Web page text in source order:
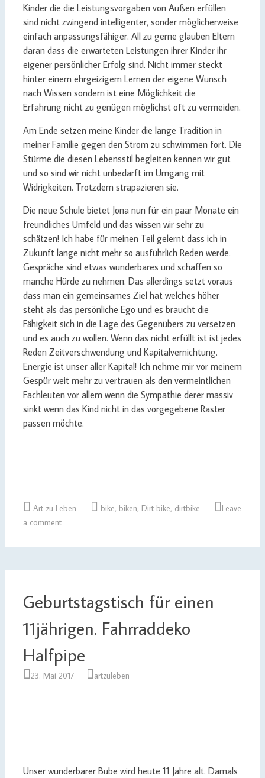
Kinder die die Leistungsvorgaben von Außen erfüllen
sind nicht zwingend intelligenter, sonder möglicherweise
einfach anpassungsfähiger. All zu gerne glauben Eltern
daran dass die erwarteten Leistungen ihrer Kinder ihr
eigener persönlicher Erfolg sind. Nicht immer steckt
hinter einem ehrgeizigem Lernen der eigene Wunsch
nach Wissen sondern ist eine Möglichkeit die
Erfahrung nicht zu genügen möglichst oft zu vermeiden.
Am Ende setzen meine Kinder die lange Tradition in
meiner Familie gegen den Strom zu schwimmen fort. Die
Stürme die diesen Lebensstil begleiten kennen wir gut
und so sind wir nicht unbedarft im Umgang mit
Widrigkeiten. Trotzdem strapazieren sie.
Die neue Schule bietet Jona nun für ein paar Monate ein
freundliches Umfeld und das wissen wir sehr zu
schätzen! Ich habe für meinen Teil gelernt dass ich in
Zukunft lange nicht mehr so ausführlich Reden werde.
Gespräche sind etwas wunderbares und schaffen so
manche Hürde zu nehmen. Das allerdings setzt voraus
dass man ein gemeinsames Ziel hat welches höher
steht als das persönliche Ego und es braucht die
Fähigkeit sich in die Lage des Gegenübers zu versetzen
und es auch zu wollen. Wenn das nicht erfüllt ist ist jedes
Reden Zeitverschwendung und Kapitalvernichtung.
Energie ist unser aller Kapital! Ich nehme mir vor meinem
Gespür weit mehr zu vertrauen als den vermeintlichen
Fachleuten vor allem wenn die Sympathie derer massiv
sinkt wenn das Kind nicht in das vorgegebene Raster
passen möchte.
Art zu Leben bike, biken, Dirt bike, dirtbike
Leave
a comment
Geburtstagstisch für einen
11jährigen. Fahrraddeko
Halfpipe
23. Mai 2017 artzuleben
Unser wunderbarer Bube wird heute 11 Jahre alt. Damals